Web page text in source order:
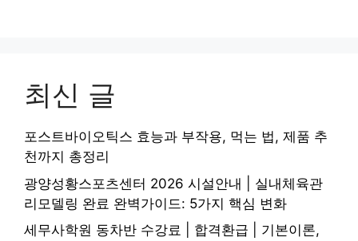
최신 글
포스트바이오틱스 효능과 부작용, 먹는 법, 제품 추
천까지 총정리
광양성황스포츠센터 2026 시설안내 | 실내체육관
리모델링 완료 완벽가이드: 5가지 핵심 변화
세무사학원 동차반 수강료 | 합격환급 | 기본이론,